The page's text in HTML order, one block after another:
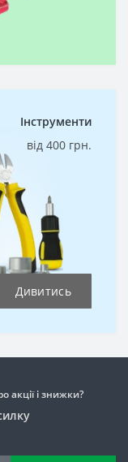
Інструменти
від 400 грн.
Дивитись
акції і знижки?